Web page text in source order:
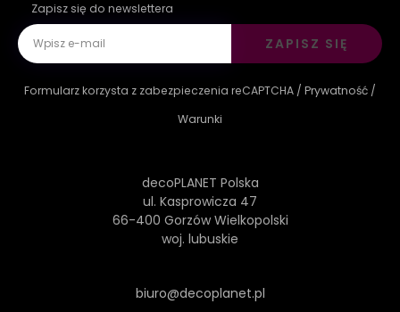
Zapisz się do newslettera
ZAPISZ SIĘ
Formularz korzysta z zabezpieczenia reCAPTCHA / Prywatność /
Warunki
decoPLANET Polska
ul. Kasprowicza 47
66-400 Gorzów Wielkopolski
woj. lubuskie
biuro@decoplanet.pl